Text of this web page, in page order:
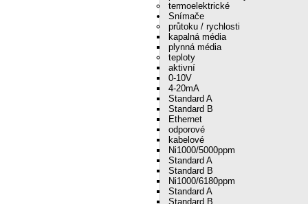
termoelektrické
Snímače
průtoku / rychlosti
kapalná média
plynná média
teploty
aktivní
0-10V
4-20mA
Standard A
Standard B
Ethernet
odporové
kabelové
Ni1000/5000ppm
Standard A
Standard B
Ni1000/6180ppm
Standard A
Standard B